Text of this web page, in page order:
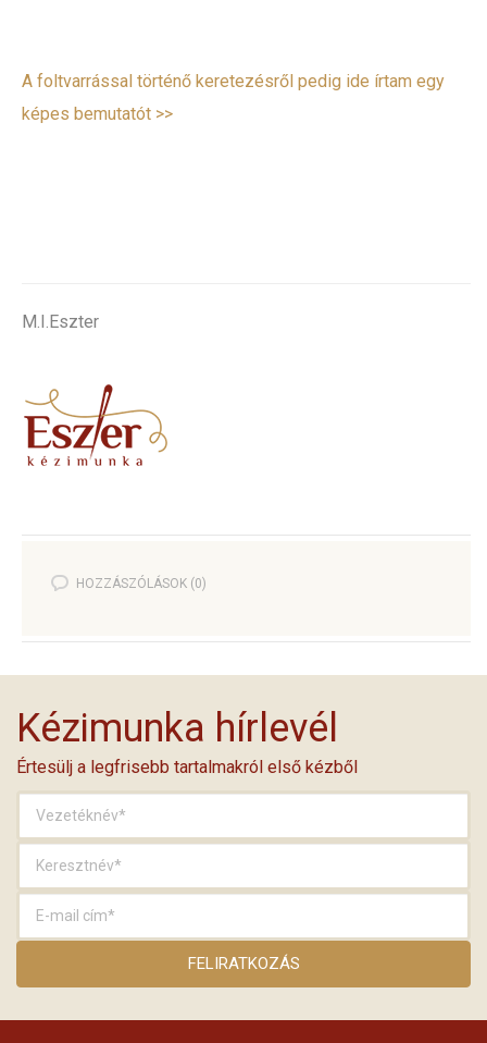
A foltvarrással történő keretezésről pedig ide írtam egy
képes bemutatót >>
M.I.Eszter
HOZZÁSZÓLÁSOK (0)
Kézimunka hírlevél
Értesülj a legfrisebb tartalmakról első kézből